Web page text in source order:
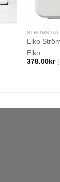
Elko
Elko
378.00kr